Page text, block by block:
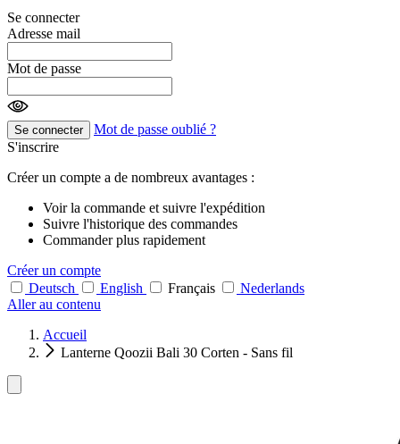
Se connecter
Adresse mail
Mot de passe
Se connecter
Mot de passe oublié ?
S'inscrire
Créer un compte a de nombreux avantages :
Voir la commande et suivre l'expédition
Suivre l'historique des commandes
Commander plus rapidement
Créer un compte
Deutsch
English Français
Nederlands
Aller au contenu
Accueil
Lanterne Qoozii Bali 30 Corten - Sans fil